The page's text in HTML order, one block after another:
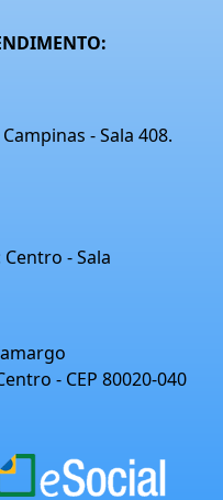
- Sala 408.
- Sala
- CEP 80020-040